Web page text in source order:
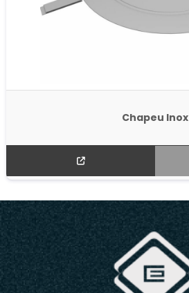
Chapeu Inox